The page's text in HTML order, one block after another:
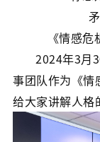
《情感
2024年3月
事团队作为《情
给大家讲解人格